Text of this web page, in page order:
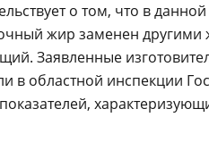
о том, что в
жир заменен другими
Заявленные
областной инспекции